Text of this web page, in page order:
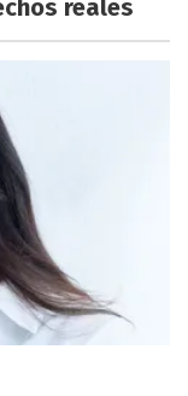
reales